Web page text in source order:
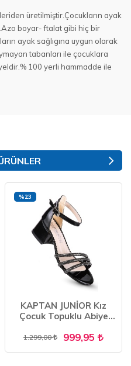
üretilmiştir.Çocukların ayak
boyar- ftalat gibi hiç bir
ayak sağlıgına uygun olarak
tabanları ile çocuklara
100 yerli hammadde ile
KAPTAN JUNİOR Kız
Çocuk Topuklu Abiye
1.299,00 999,95
%23